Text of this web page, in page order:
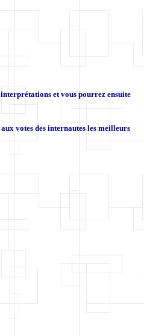
et vous pourrez ensuite
votes des internautes les meilleurs